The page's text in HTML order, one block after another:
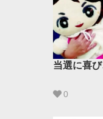
当選に喜
0